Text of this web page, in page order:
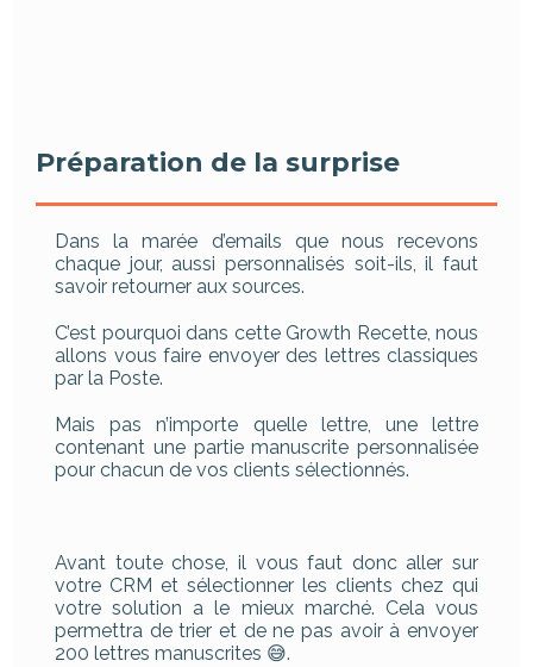
Préparation de la surprise
Dans la marée d’emails que nous recevons
chaque jour, aussi personnalisés soit-ils, il faut
savoir retourner aux sources.
C’est pourquoi dans cette Growth Recette, nous
allons vous faire envoyer des lettres classiques
par la Poste.
Mais pas n’importe quelle lettre, une lettre
contenant une partie manuscrite personnalisée
pour chacun de vos clients sélectionnés.
Avant toute chose, il vous faut donc aller sur
votre CRM et sélectionner les clients chez qui
votre solution a le mieux marché. Cela vous
permettra de trier et de ne pas avoir à envoyer
200 lettres manuscrites 😅.